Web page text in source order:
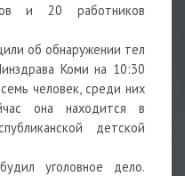
и 20 работников
об обнаружении тел
Коми на 10:30
человек, среди них
она находится в
детской
уголовное дело.